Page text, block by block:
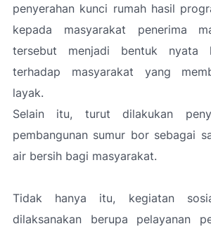
penyerahan kunci rumah hasil
kepada masyarakat penerima
tersebut menjadi bentuk nyata
terhadap masyarakat yang
layak.
Selain itu, turut dilakukan
pembangunan sumur bor sebagai
air bersih bagi masyarakat.
Tidak hanya itu, kegiatan
dilaksanakan berupa pelayanan